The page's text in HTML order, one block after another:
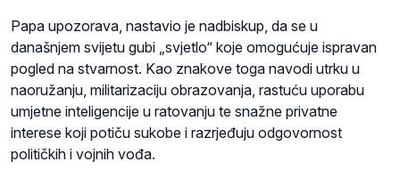
Papa upozorava, nastavio je nadbiskup, da se u
današnjem svijetu gubi „svjetlo“ koje omogućuje ispravan
pogled na stvarnost. Kao znakove toga navodi utrku u
naoružanju, militarizaciju obrazovanja, rastuću uporabu
umjetne inteligencije u ratovanju te snažne privatne
interese koji potiču sukobe i razrjeđuju odgovornost
političkih i vojnih vođa.